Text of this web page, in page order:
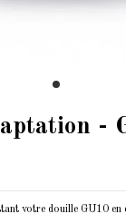
-
votre douille GU10 en